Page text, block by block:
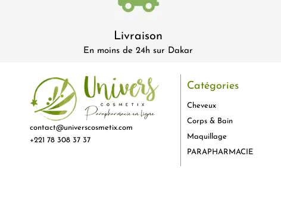
Livraison
En moins de 24h sur Dakar
contact@universcosmetix.com
+221 78 308 37 37
Catégories
Cheveux
Corps & Bain
Maquillage
PARAPHARMACIE